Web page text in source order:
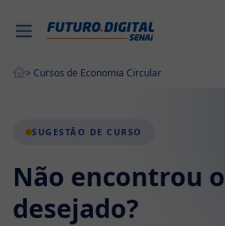
Cadastre-
se
por
Senai
EAD
> Cursos de Economia Circular
SUGESTÃO DE CURSO
Não encontrou o
desejado?